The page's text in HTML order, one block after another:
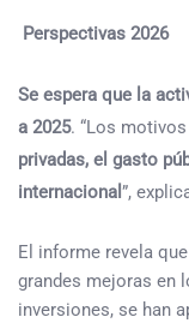
Perspectivas 2026
Se espera que la
a 2025. “Los
privadas, el gasto
internacional ”,
El informe revela
grandes mejoras en
inversiones, se han